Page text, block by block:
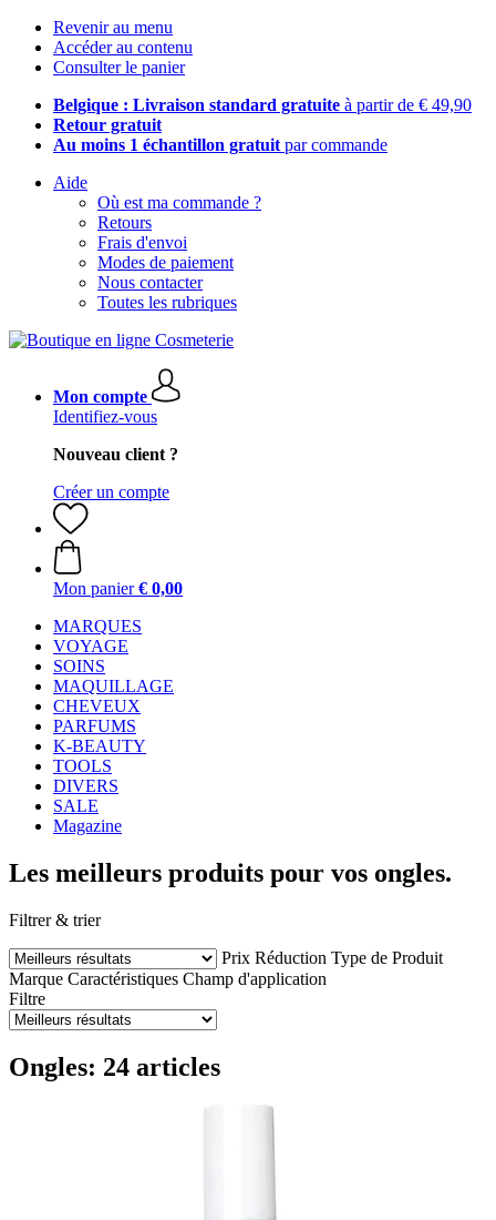
Revenir au menu
Accéder au contenu
Consulter le panier
Belgique : Livraison standard gratuite à partir de € 49,90
Retour gratuit
Au moins 1 échantillon gratuit par commande
Aide
Où est ma commande ?
Retours
Frais d'envoi
Modes de paiement
Nous contacter
Toutes les rubriques
Mon compte
Identifiez-vous
Nouveau client ?
Créer un compte
Mon panier € 0,00
MARQUES
VOYAGE
SOINS
MAQUILLAGE
CHEVEUX
PARFUMS
K-BEAUTY
TOOLS
DIVERS
SALE
Magazine
Les meilleurs produits pour vos ongles.
Filtrer & trier
Prix Réduction Type de Produit
Marque Caractéristiques Champ d'application
Filtre
Ongles: 24 articles